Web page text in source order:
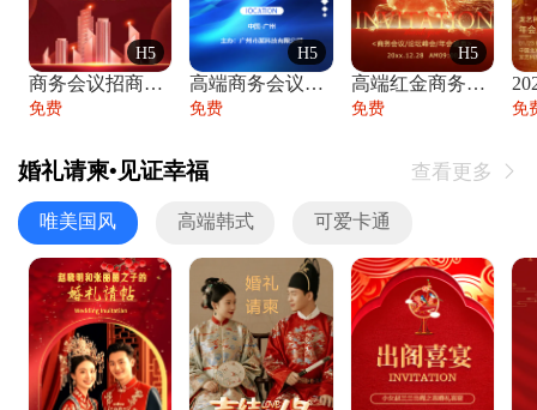
H5
商务会议招商展会科技峰会邀请函年会邀请
免费
H5
高端商务会议招商加盟展会峰会论坛邀请函
免费
H5
高端红金商务会议年会年终盛典答谢邀请函
免费 免
婚礼请柬•见证幸福 查看更多 
唯美国风 高端韩式 可爱卡通